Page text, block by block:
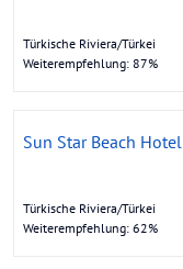
Türkische Riviera/Türkei
Weiterempfehlung: 87%
Sun Star Beach Hotel
Türkische Riviera/Türkei
Weiterempfehlung: 62%